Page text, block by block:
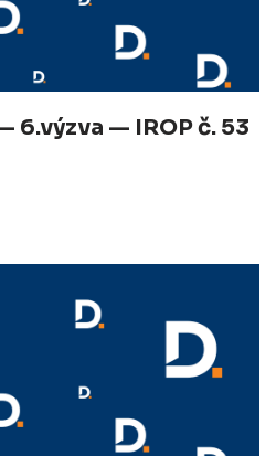
6.výzva — IROP č. 53